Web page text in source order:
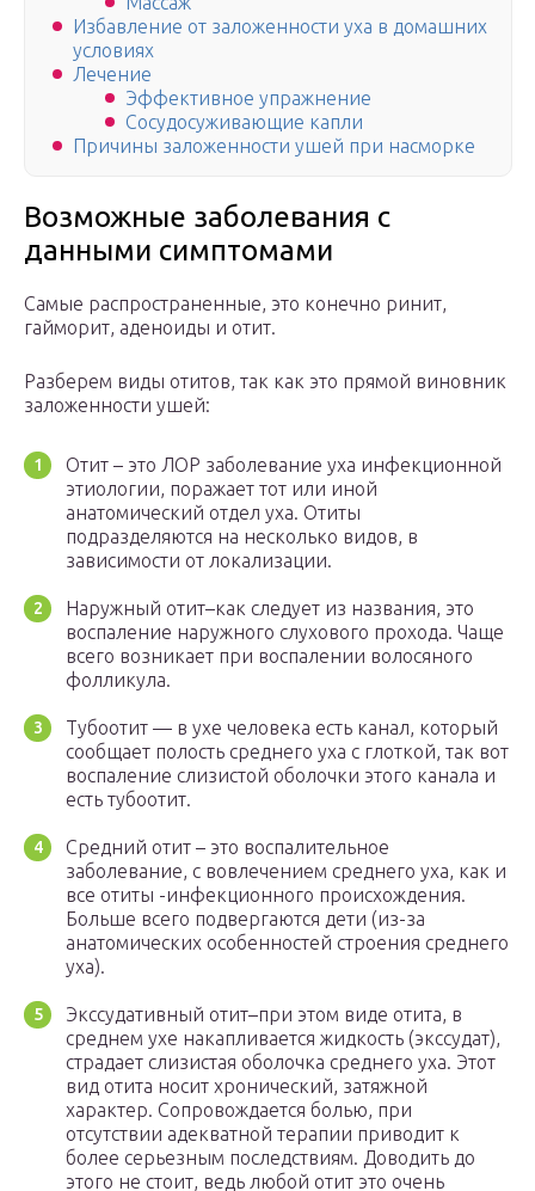
Избавление от заложенности уха в домашних
условиях
Лечение
Эффективное упражнение
Сосудосуживающие капли
Причины заложенности ушей при насморке
Возможные заболевания с
данными симптомами
Самые распространенные, это конечно ринит,
гайморит, аденоиды и отит.
Разберем виды отитов, так как это прямой виновник
заложенности ушей:
Отит – это ЛОР заболевание уха инфекционной
этиологии, поражает тот или иной
анатомический отдел уха. Отиты
подразделяются на несколько видов, в
зависимости от локализации.
Наружный отит–как следует из названия, это
воспаление наружного слухового прохода. Чаще
всего возникает при воспалении волосяного
фолликула.
Тубоотит — в ухе человека есть канал, который
сообщает полость среднего уха с глоткой, так вот
воспаление слизистой оболочки этого канала и
есть тубоотит.
Средний отит – это воспалительное
заболевание, с вовлечением среднего уха, как и
все отиты -инфекционного происхождения.
Больше всего подвергаются дети (из-за
анатомических особенностей строения среднего
уха).
Экссудативный отит–при этом виде отита, в
среднем ухе накапливается жидкость (экссудат),
страдает слизистая оболочка среднего уха. Этот
вид отита носит хронический, затяжной
характер. Сопровождается болью, при
отсутствии адекватной терапии приводит к
более серьезным последствиям. Доводить до
этого не стоит, ведь любой отит это очень